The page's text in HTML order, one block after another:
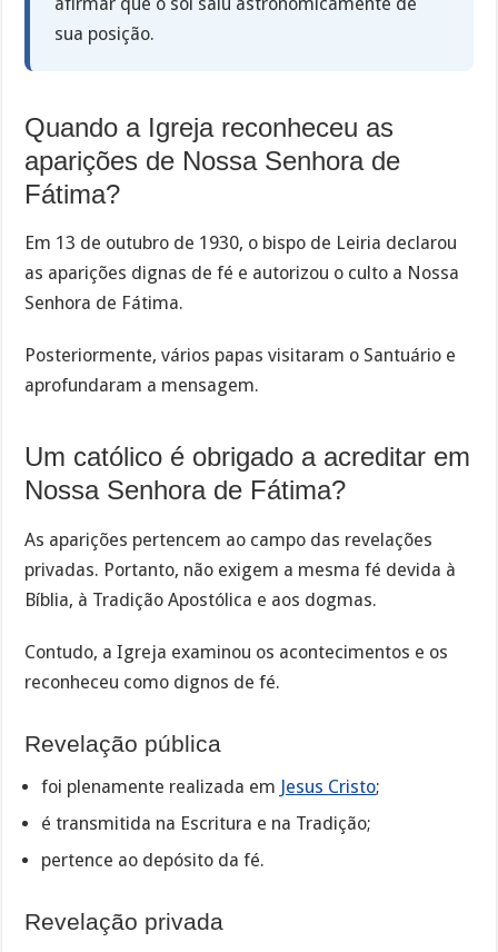
sua posição.
Quando a Igreja reconheceu as
aparições de Nossa Senhora de
Fátima?
Em 13 de outubro de 1930, o bispo de Leiria declarou
as aparições dignas de fé e autorizou o culto a Nossa
Senhora de Fátima.
Posteriormente, vários papas visitaram o Santuário e
aprofundaram a mensagem.
Um católico é obrigado a acreditar em
Nossa Senhora de Fátima?
As aparições pertencem ao campo das revelações
privadas. Portanto, não exigem a mesma fé devida à
Bíblia, à Tradição Apostólica e aos dogmas.
Contudo, a Igreja examinou os acontecimentos e os
reconheceu como dignos de fé.
Revelação pública
foi plenamente realizada em Jesus Cristo;
é transmitida na Escritura e na Tradição;
pertence ao depósito da fé.
Revelação privada